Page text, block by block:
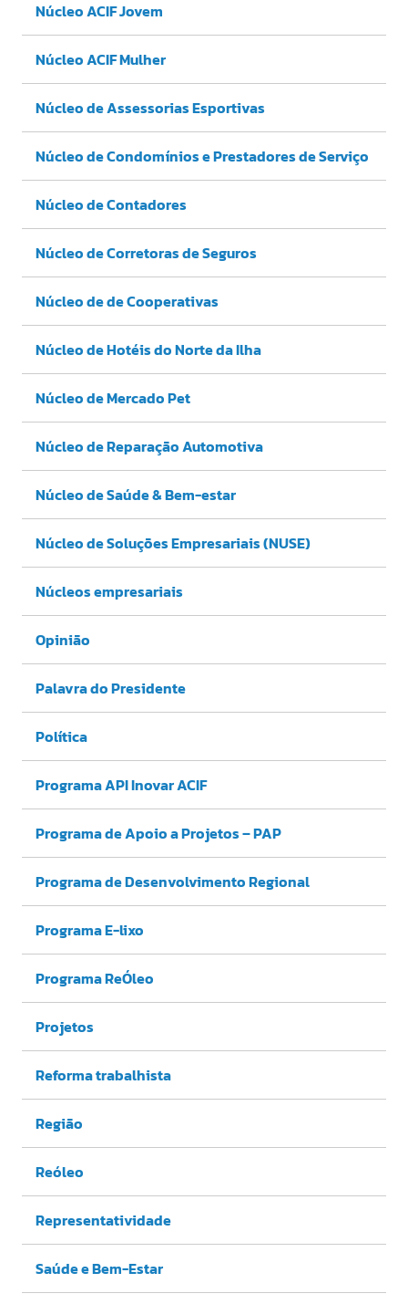
Núcleo ACIF Jovem
Núcleo ACIF Mulher
Núcleo de Assessorias Esportivas
Núcleo de Condomínios e Prestadores de Serviço
Núcleo de Contadores
Núcleo de Corretoras de Seguros
Núcleo de de Cooperativas
Núcleo de Hotéis do Norte da Ilha
Núcleo de Mercado Pet
Núcleo de Reparação Automotiva
Núcleo de Saúde & Bem-estar
Núcleo de Soluções Empresariais (NUSE)
Núcleos empresariais
Opinião
Palavra do Presidente
Política
Programa API Inovar ACIF
Programa de Apoio a Projetos – PAP
Programa de Desenvolvimento Regional
Programa E-lixo
Programa ReÓleo
Projetos
Reforma trabalhista
Região
Reóleo
Representatividade
Saúde e Bem-Estar